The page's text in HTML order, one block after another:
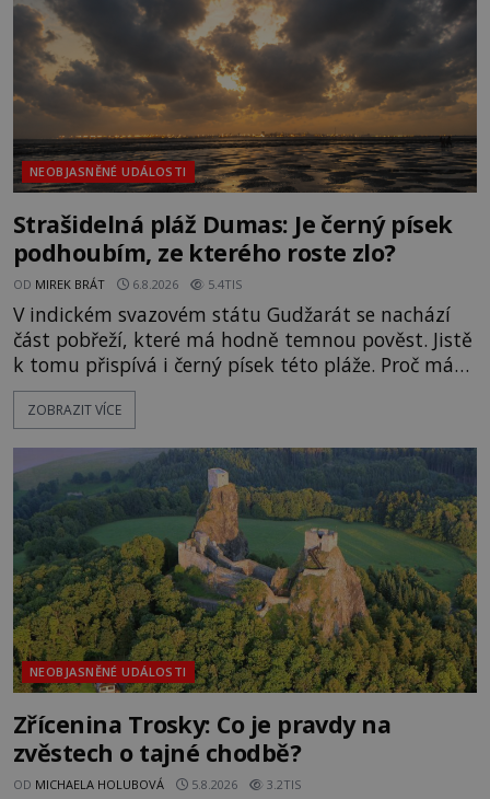
NEOBJASNĚNÉ UDÁLOSTI
Strašidelná pláž Dumas: Je černý písek
podhoubím, ze kterého roste zlo?
OD MIREK BRÁT 6.8.2026 5.4TIS
V indickém svazovém státu Gudžarát se nachází
část pobřeží, které má hodně temnou pověst. Jistě
k tomu přispívá i černý písek této pláže. Proč má
pláž takové netypické zbarvení? Nakolik jsou
pravdivé historky, že zde došlo k nevysvětlitelným
následovat. Vstupujeme na pláž Dumas ve městě
Surat. Gu
ZOBRAZIT VÍCE
NEOBJASNĚNÉ UDÁLOSTI
Zřícenina Trosky: Co je pravdy na
zvěstech o tajné chodbě?
OD MICHAELA HOLUBOVÁ 5.8.2026 3.2TIS